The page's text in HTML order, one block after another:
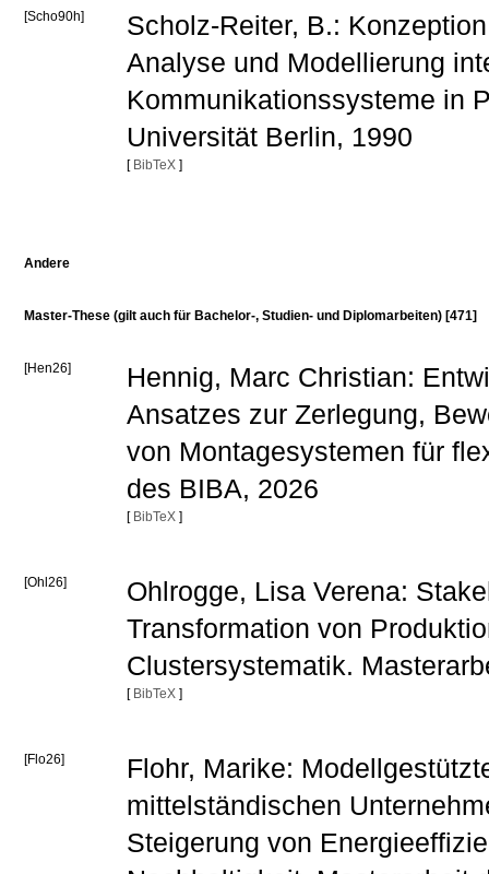
[Scho90h]
Scholz-Reiter, B.:
Analyse und Modellierung
Kommunikationssysteme in
Universität Berlin, 1990
[ BibTeX ]
Andere
Master-These (gilt auch für Bachelor-, Studien- und Diplomarbeiten) [471]
[Hen26]
Hennig, Marc Christian:
Ansatzes zur Zerlegung,
von Montagesystemen für
des BIBA, 2026
[ BibTeX ]
[Ohl26]
Ohlrogge, Lisa Verena:
Transformation von
Clustersystematik.
[ BibTeX ]
[Flo26]
Flohr, Marike:
mittelständischen
Steigerung von